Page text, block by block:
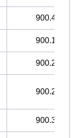
900.400.408
900.171.171
900.225.235
900.224.522
900.322.044